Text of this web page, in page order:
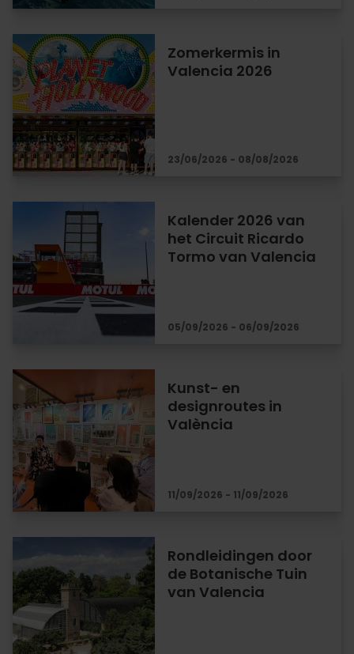
Zomerkermis in
Valencia 2026
23/06/2026 - 08/08/2026
Kalender 2026 van
het Circuit Ricardo
Tormo van Valencia
05/09/2026 - 06/09/2026
Kunst- en
designroutes in
València
11/09/2026 - 11/09/2026
Rondleidingen door
de Botanische Tuin
van Valencia